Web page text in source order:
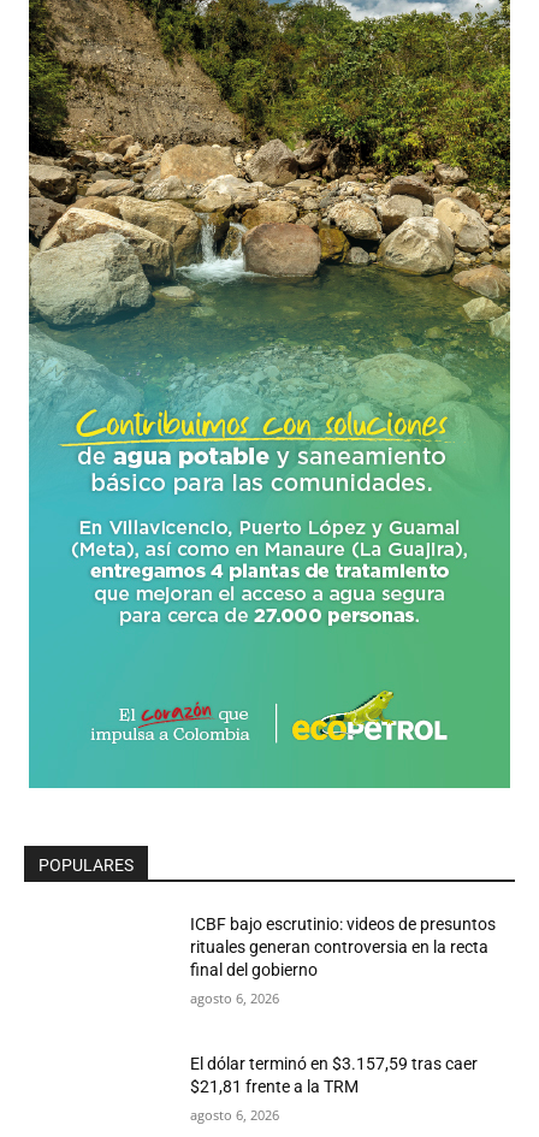
POPULARES
ICBF bajo escrutinio: videos de presuntos
rituales generan controversia en la recta
final del gobierno
agosto 6, 2026
El dólar terminó en $3.157,59 tras caer
$21,81 frente a la TRM
agosto 6, 2026